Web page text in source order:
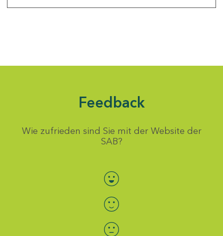
Feedback
Wie zufrieden sind Sie mit der Website der
SAB?
Bewertung auswählen